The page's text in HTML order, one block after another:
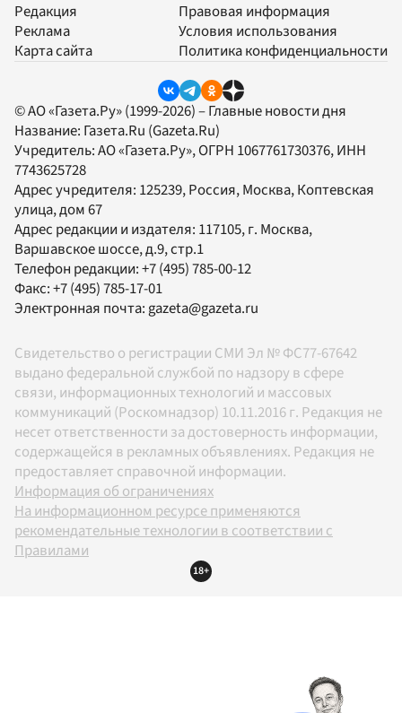
Редакция
Реклама
Карта сайта
Правовая информация
Условия использования
Политика конфиденциальности
© АО «Газета.Ру» (1999-2026) – Главные новости дня
Название: Газета.Ru (Gazeta.Ru)
Учредитель:АО «Газета.Ру», ОГРН 1067761730376, ИНН
7743625728
Адрес учредителя: 125239, Россия, Москва, Коптевская
улица, дом 67
Адрес редакции и издателя: 117105, г. Москва,
Варшавское шоссе, д.9, стр.1
Телефон редакции:+7 (495) 785-00-12
Факс:+7 (495) 785-17-01
Электронная почта: gazeta@gazeta.ru
Свидетельство о регистрации СМИ Эл № ФС77-67642
выдано федеральной службой по надзору в сфере
связи, информационных технологий и массовых
коммуникаций (Роскомнадзор) 10.11.2016 г. Редакция не
несет ответственности за достоверность информации,
содержащейся в рекламных объявлениях. Редакция не
предоставляет справочной информации.
Информация об ограничениях
На информационном ресурсе применяются
рекомендательные технологии в соответствии с
Правилами
18+